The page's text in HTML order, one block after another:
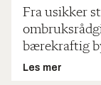
Fra usikker
bærekraftig
Les mer